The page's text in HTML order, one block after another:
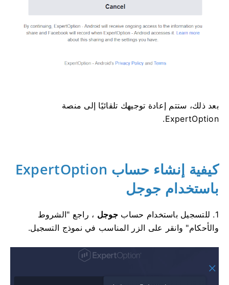
بعد ذلك، ستتم إعادة توجيهك تلقائيًا إلى منصة
ExpertOption.
كيفية إنشاء حساب ExpertOption
باستخدام جوجل
1. للتسجيل باستخدام حساب جوجل ، راجع "الشروط
والأحكام" وانقر على الزر المناسب في نموذج التسجيل.